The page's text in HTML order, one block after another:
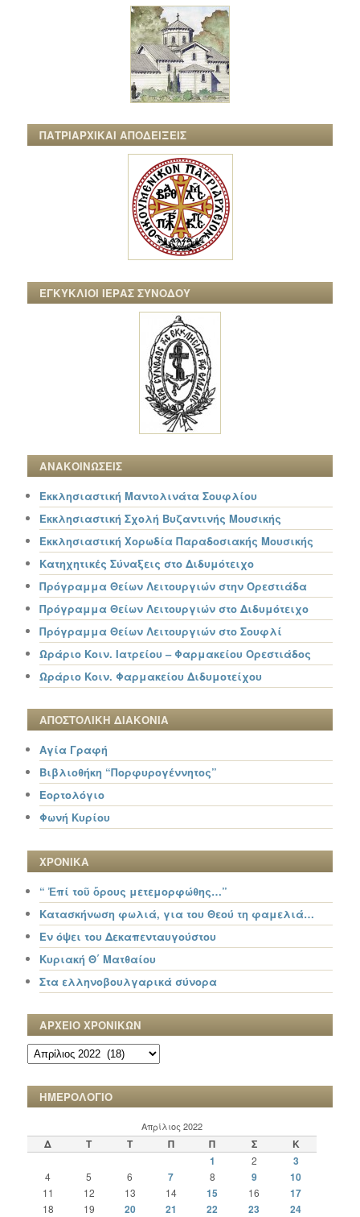
ΠΑΤΡΙΑΡΧΙΚΑΙ ΑΠΟΔΕΙΞΕΙΣ
ΕΓΚΥΚΛΙΟΙ ΙΕΡΑΣ ΣΥΝΟΔΟΥ
ΑΝΑΚΟΙΝΩΣΕΙΣ
Εκκλησιαστική Μαντολινάτα Σουφλίου
Εκκλησιαστική Σχολή Βυζαντινής Μουσικής
Εκκλησιαστική Χορωδία Παραδοσιακής Μουσικής
Κατηχητικές Σύναξεις στο Διδυμότειχο
Πρόγραμμα Θείων Λειτουργιών στην Ορεστιάδα
Πρόγραμμα Θείων Λειτουργιών στο Διδυμότειχο
Πρόγραμμα Θείων Λειτουργιών στο Σουφλί
Ωράριο Κοιν. Ιατρείου – Φαρμακείου Ορεστιάδος
Ωράριο Κοιν. Φαρμακείου Διδυμοτείχου
ΑΠΟΣΤΟΛΙΚΗ ΔΙΑΚΟΝΙΑ
Αγία Γραφή
Βιβλιοθήκη “Πορφυρογέννητος”
Εορτολόγιο
Φωνή Κυρίου
ΧΡΟΝΙΚΑ
“ Ἐπί τοῦ ὄρους μετεμορφώθης…”
Κατασκήνωση φωλιά, για του Θεού τη φαμελιά…
Εν όψει του Δεκαπενταυγούστου
Κυριακή Θ΄ Ματθαίου
Στα ελληνοβουλγαρικά σύνορα
ΑΡΧΕΙΟ ΧΡΟΝΙΚΩΝ
ΑΡΧΕΙΟ
ΧΡΟΝΙΚΩΝ
ΗΜΕΡΟΛΟΓΙΟ
Απρίλιος 2022
Δ Τ Τ Π Π Σ
Κ
1
2 3
4 5 6 7 8 9 10
11 12 13 14 15 16 17
18 19 20 21 22 23
24